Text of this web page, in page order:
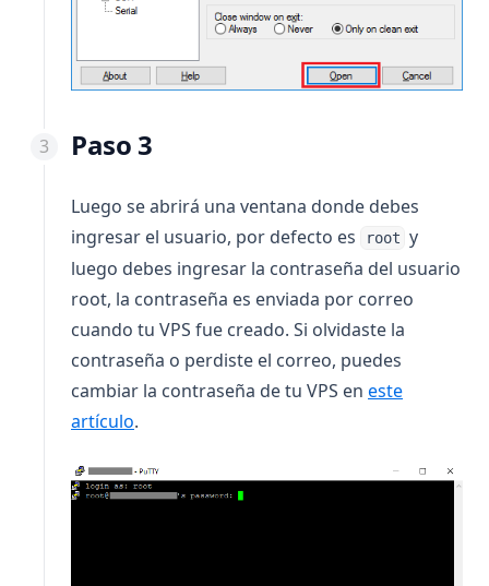
Paso 3
Luego se abrirá una ventana donde debes
ingresar el usuario, por defecto es
root y
luego debes ingresar la contraseña del usuario
root, la contraseña es enviada por correo
cuando tu VPS fue creado. Si olvidaste la
contraseña o perdiste el correo, puedes
cambiar la contraseña de tu VPS en este
artículo.